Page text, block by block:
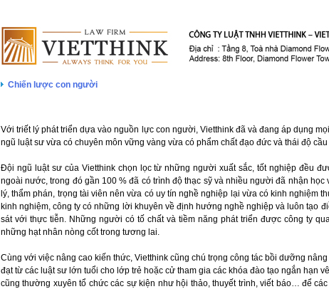
Chiến lược con người
Với triết lý phát triển dựa vào nguồn lực con người, Vietthink đã và đang áp dụng
ngũ luật sư vừa có chuyên môn vững vàng vừa có phẩm chất đạo đức và thái độ
Đội ngũ luật sư của Vietthink chọn lọc từ những người xuất sắc, tốt nghiệp đều
ngoài nước, trong đó gần 100 % đã có trình độ thạc sỹ và nhiều người đã nhận
lý, thẩm phán, trọng tài viên nên vừa có uy tín nghề nghiệp lại vừa có kinh nghiệm
kinh nghiệm, công ty có những lời khuyên về định hướng nghề nghiệp và luôn tạo
sát với thực tiễn. Những người có tố chất và tiềm năng phát triển được công ty
những hạt nhân nòng cốt trong tương lai.
Cùng với việc nâng cao kiến thức, Vietthink cũng chú trọng công tác bồi dưỡng
đạt từ các luật sư lớn tuổi cho lớp trẻ hoặc cử tham gia các khóa đào tạo ngắn hạn
cũng thường xuyên tổ chức các sự kiện như hội thảo, thuyết trình, viết báo… để